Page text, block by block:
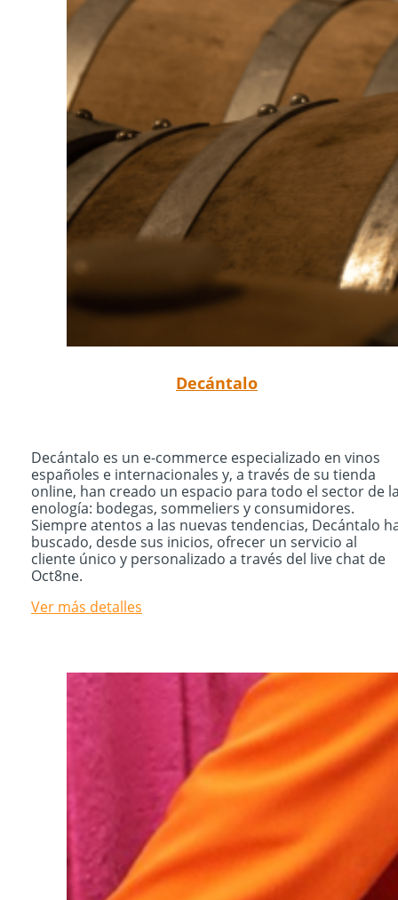
Decántalo
Decántalo es un e-commerce especializado en vinos
españoles e internacionales y, a través de su tienda
online, han creado un espacio para todo el sector de
enología: bodegas, sommeliers y consumidores.
Siempre atentos a las nuevas tendencias, Decántalo
buscado, desde sus inicios, ofrecer un servicio al
cliente único y personalizado a través del live chat de
Oct8ne.
Ver más detalles